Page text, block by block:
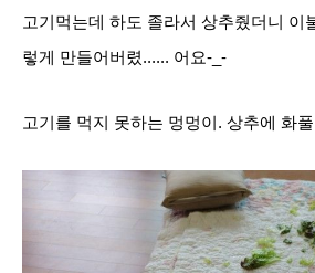
고기먹는데 하도 졸라서 상추줬더니 이
렇게 만들어버렸...... 어요-_-
고기를 먹지 못하는 멍멍이 . 상추에 화